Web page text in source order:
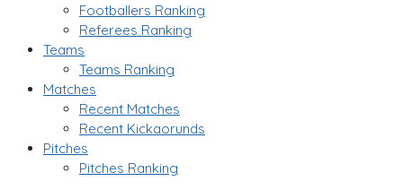
Footballers Ranking
Referees Ranking
Teams
Teams Ranking
Matches
Recent Matches
Recent Kickaorunds
Pitches
Pitches Ranking